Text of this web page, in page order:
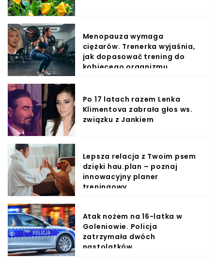
Menopauza wymaga
ciężarów. Trenerka wyjaśnia,
jak dopasować trening do
kobiecego organizmu
Po 17 latach razem Lenka
Klimentova zabrała głos ws.
związku z Jankiem
Lepsza relacja z Twoim psem
dzięki hau.plan – poznaj
innowacyjny planer
treningowy
Atak nożem na 16-latka w
Goleniowie. Policja
zatrzymała dwóch
nastolatków